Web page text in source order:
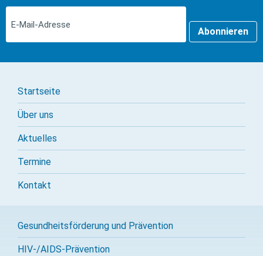
Abonnieren
Startseite
Über uns
Aktuelles
Termine
Kontakt
Gesundheitsförderung und Prävention
HIV-/AIDS-Prävention